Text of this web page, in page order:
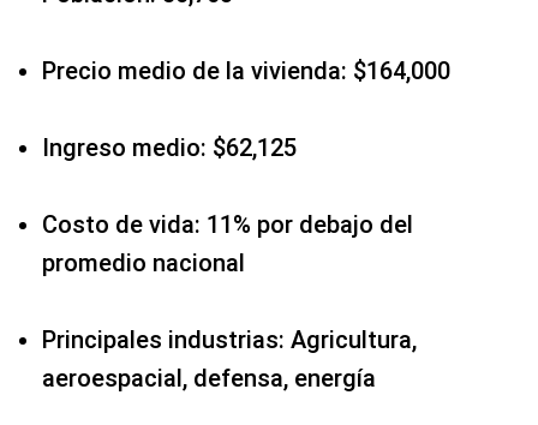
Precio medio de la vivienda: $164,000
Ingreso medio: $62,125
Costo de vida: 11% por debajo del
promedio nacional
Principales industrias: Agricultura,
aeroespacial, defensa, energía